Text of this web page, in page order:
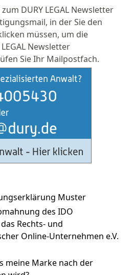
DURY LEGAL Newsletter
in der Sie den
müssen, um die
Newsletter
Sie Ihr Mailpostfach.
Muster
des IDO
Rechts- und
Online-Unternehmen e.V.
meine Marke nach der